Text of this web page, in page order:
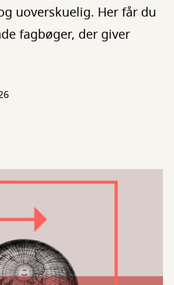
uoverskuelig. Her får du
fagbøger, der giver